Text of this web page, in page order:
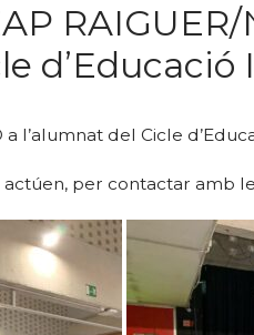
l’alumnat del Cicle
per contactar amb